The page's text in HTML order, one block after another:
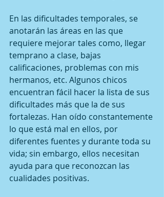
En las dificultades temporales, se
anotarán las áreas en las que
requiere mejorar tales como, llegar
temprano a clase, bajas
calificaciones, problemas con mis
hermanos, etc. Algunos chicos
encuentran fácil hacer la lista de sus
dificultades más que la de sus
fortalezas. Han oído constantemente
lo que está mal en ellos, por
diferentes fuentes y durante toda su
vida; sin embargo, ellos necesitan
ayuda para que reconozcan las
cualidades positivas.